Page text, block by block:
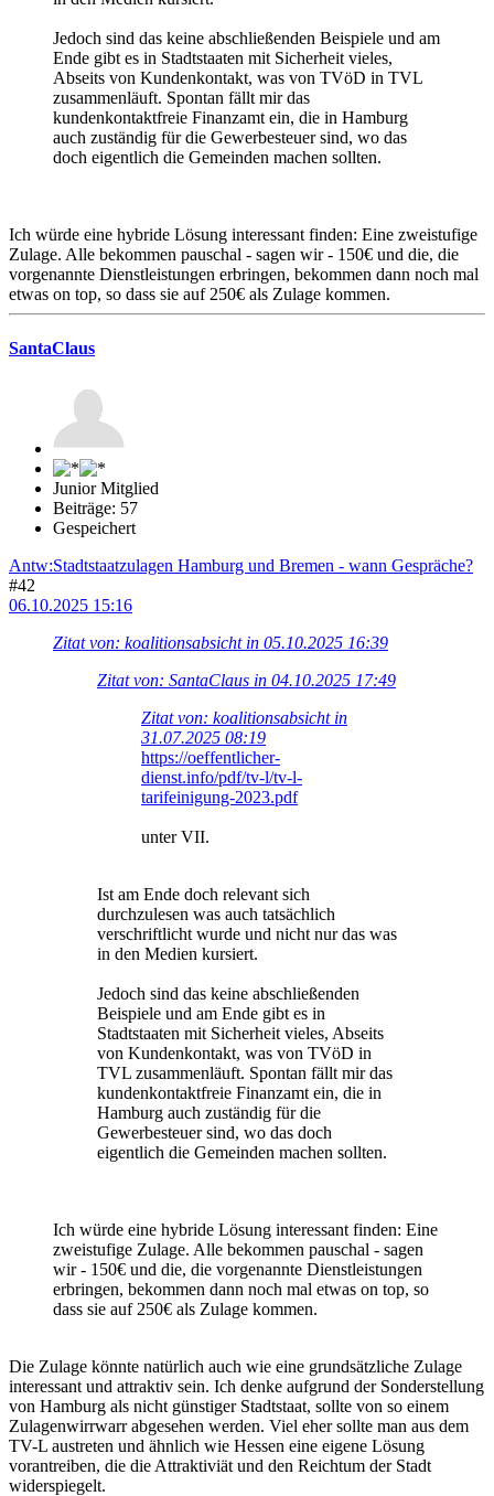
Jedoch sind das keine abschließenden Beispiele und am
Ende gibt es in Stadtstaaten mit Sicherheit vieles,
Abseits von Kundenkontakt, was von TVöD in TVL
zusammenläuft. Spontan fällt mir das
kundenkontaktfreie Finanzamt ein, die in Hamburg
auch zuständig für die Gewerbesteuer sind, wo das
doch eigentlich die Gemeinden machen sollten.
Ich würde eine hybride Lösung interessant finden: Eine zweistufige
Zulage. Alle bekommen pauschal - sagen wir - 150€ und die, die
vorgenannte Dienstleistungen erbringen, bekommen dann noch mal
etwas on top, so dass sie auf 250€ als Zulage kommen.
SantaClaus
Junior Mitglied
Beiträge: 57
Gespeichert
Antw:Stadtstaatzulagen Hamburg und Bremen - wann Gespräche?
#42
06.10.2025 15:16
Zitat von: koalitionsabsicht in 05.10.2025 16:39
Zitat von: SantaClaus in 04.10.2025 17:49
Zitat von: koalitionsabsicht in
31.07.2025 08:19
https://oeffentlicher-
dienst.info/pdf/tv-l/tv-l-
tarifeinigung-2023.pdf
unter VII.
Ist am Ende doch relevant sich
durchzulesen was auch tatsächlich
verschriftlicht wurde und nicht nur das was
in den Medien kursiert.
Jedoch sind das keine abschließenden
Beispiele und am Ende gibt es in
Stadtstaaten mit Sicherheit vieles, Abseits
von Kundenkontakt, was von TVöD in
TVL zusammenläuft. Spontan fällt mir das
kundenkontaktfreie Finanzamt ein, die in
Hamburg auch zuständig für die
Gewerbesteuer sind, wo das doch
eigentlich die Gemeinden machen sollten.
Ich würde eine hybride Lösung interessant finden: Eine
zweistufige Zulage. Alle bekommen pauschal - sagen
wir - 150€ und die, die vorgenannte Dienstleistungen
erbringen, bekommen dann noch mal etwas on top, so
dass sie auf 250€ als Zulage kommen.
Die Zulage könnte natürlich auch wie eine grundsätzliche Zulage
interessant und attraktiv sein. Ich denke aufgrund der Sonderstellung
von Hamburg als nicht günstiger Stadtstaat, sollte von so einem
Zulagenwirrwarr abgesehen werden. Viel eher sollte man aus dem
TV-L austreten und ähnlich wie Hessen eine eigene Lösung
vorantreiben, die die Attraktiviät und den Reichtum der Stadt
widerspiegelt.